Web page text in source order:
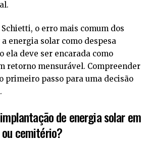
o erro mais comum dos
energia solar como despesa
ela deve ser encarada como
retorno mensurável. Compreender
primeiro passo para uma decisão
de energia solar em
cemitério?